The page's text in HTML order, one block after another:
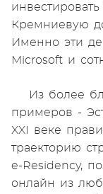
Кремниевую
Именно эти
Microsoft и
Из более
примеров -
XXI веке
траекторию
e-Residency,
онлайн из